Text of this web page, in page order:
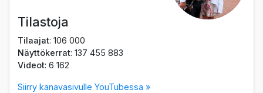
Tilastoja
Tilaajat: 106 000
Näyttökerrat: 137 455 883
Videot: 6 162
Siirry kanavasivulle YouTubessa »